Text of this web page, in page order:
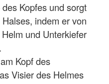
Kopfes und sorgt
indem er von
und Unterkiefer
Kopf des
Visier des Helmes